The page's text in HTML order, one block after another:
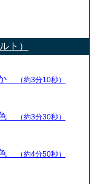
ト）
（約3分10秒）
（約3分30秒）
（約4分50秒）